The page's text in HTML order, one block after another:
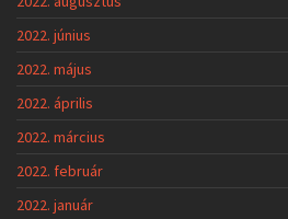
2022. június
2022. május
2022. április
2022. március
2022. február
2022. január